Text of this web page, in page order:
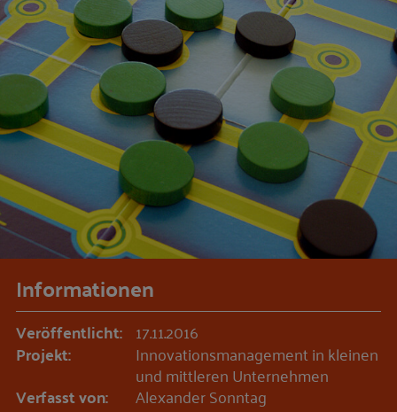
Informationen
Veröffentlicht: 17.11.2016
Projekt: Innovationsmanagement in kleinen
und mittleren Unternehmen
Verfasst von: Alexander Sonntag